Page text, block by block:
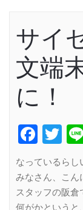
サイ
文端
に！
なっているらし
みなさん、こん
スタッフの阪倉
何がかというと、